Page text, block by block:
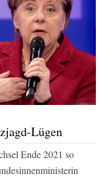
Lügen
Ende 2021 so